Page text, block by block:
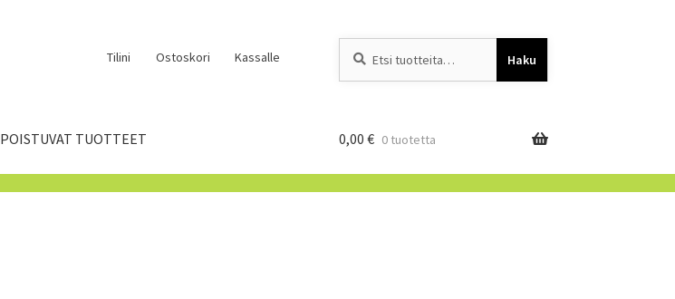
Tilini Ostoskori Kassalle Haku
POISTUVAT TUOTTEET 0,00 € 0 tuotetta